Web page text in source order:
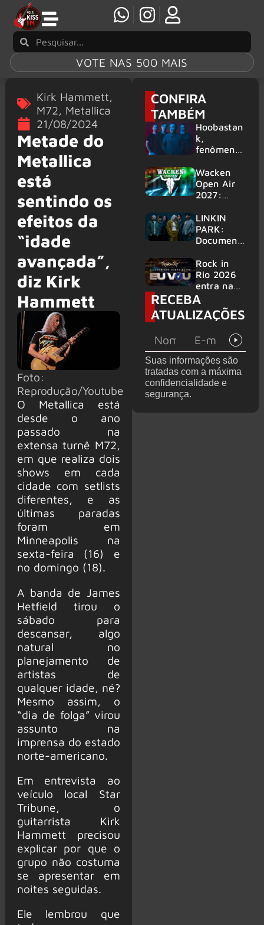
VOTE NAS 500 MAIS
Kirk Hammett,
M72, Metallica
21/08/2024
Metade do
Metallica
está
sentindo os
efeitos da
“idade
avançada”,
diz Kirk
Hammett
Foto:
Reprodução/Youtube
O Metallica está
desde o ano
passado na
extensa turnê M72,
em que realiza dois
shows em cada
cidade com setlists
diferentes, e as
últimas paradas
foram em
Minneapolis na
sexta-feira (16) e
no domingo (18).
A banda de James
Hetfield tirou o
sábado para
descansar, algo
natural no
planejamento de
artistas de
qualquer idade, né?
Mesmo assim, o
“dia de folga” virou
assunto na
imprensa do estado
norte-americano.
Em entrevista ao
veículo local Star
Tribune, o
guitarrista Kirk
Hammett precisou
explicar por que o
grupo não costuma
se apresentar em
noites seguidas.
Ele lembrou que
CONFIRA
TAMBÉM
Hoobastan
k,
fenômeno
rock anos
2000,
volta ao
6 shows
Wacken
Open Air
2027:
amplia
line-up e
já
mais de 50
bandas
LINKIN
PARK:
Document
‘Unshatter’
e álbum ao
vivo são
anunciados
Rock in
Rio 2026
entra na
reta final
com
Cidade do
montagem
acelerada
e line-up
completo
confirmad
RECEBA
ATUALIZAÇÕES
Suas informações são
tratadas com a máxima
confidencialidade e
segurança.